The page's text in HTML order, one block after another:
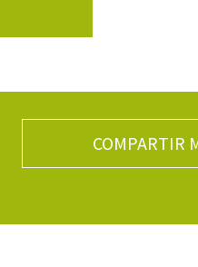
COMPARTIR